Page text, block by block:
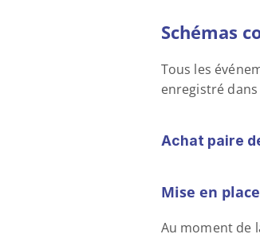
Schémas
Tous les
enregistré
Achat paire
Mise en place
Au moment de